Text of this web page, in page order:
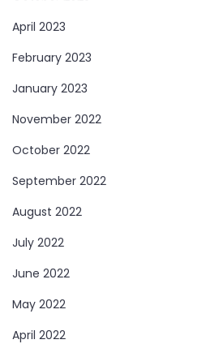
April 2023
February 2023
January 2023
November 2022
October 2022
September 2022
August 2022
July 2022
June 2022
May 2022
April 2022